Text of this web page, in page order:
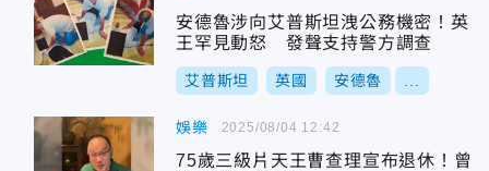
安德魯涉向艾普斯坦洩公務機密！英
王罕見動怒 發聲支持警方調查
艾普斯坦 英國 安德魯
娛樂
75歲三級片天王曹查理宣布退休！曾
2025/08/04 12:42